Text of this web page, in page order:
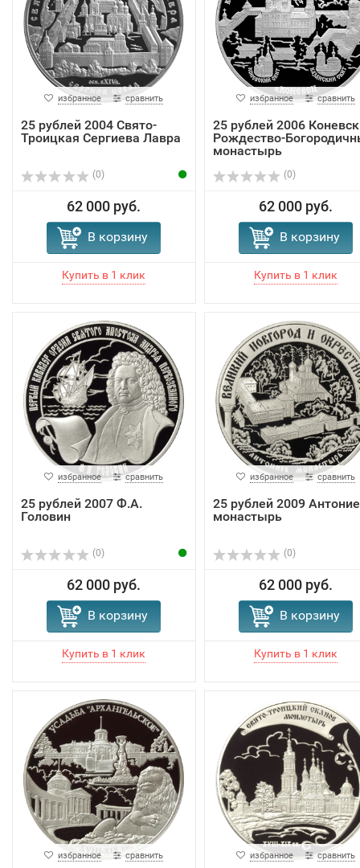
избранное сравнить
25 рублей 2004 Свято-
Троицкая Сергиева Лавра
(0)
62 000 руб.
В корзину
избранное сравнить
25 рублей 2006
Рождество-
монастырь
(0)
62 000 руб.
В корзину
избранное сравнить
25 рублей 2007 Ф.А.
Головин
(0)
62 000 руб.
В корзину
избранное сравнить
25 рублей 2009
монастырь
(0)
62 000 руб.
В корзину
избранное сравнить избранное сравнить